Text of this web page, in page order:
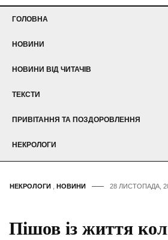
ГОЛОВНА
НОВИНИ
НОВИНИ ВІД ЧИТАЧІВ
ТЕКСТИ
ПРИВІТАННЯ ТА ПОЗДОРОВЛЕННЯ
НЕКРОЛОГИ
НЕКРОЛОГИ НОВИНИ 28 ЛИСТОПАДА,
Пішов із життя